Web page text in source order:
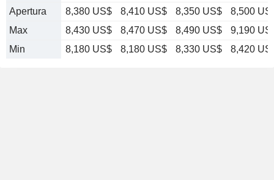
Apertura
8,380 US$ 8,410 US$ 8,350 US$
8,500
Max
8,430 US$ 8,470 US$ 8,490 US$
9,190
Min
8,180 US$ 8,180 US$ 8,330 US$ 8,420